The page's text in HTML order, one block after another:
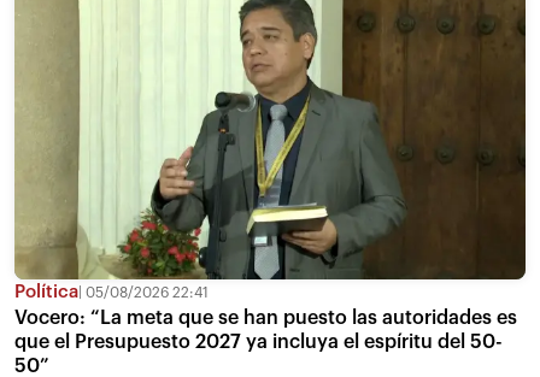
Política 05/08/2026 22:41
Vocero: “La meta que se han puesto las autoridades es
que el Presupuesto 2027 ya incluya el espíritu del 50-
50”